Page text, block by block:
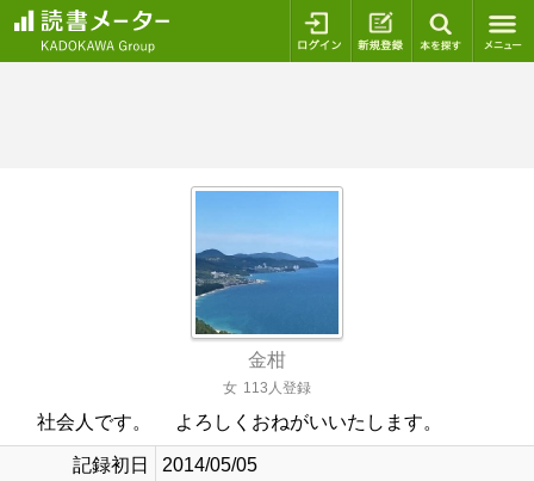
ログイン 新規登録
金柑
女 113人登録
社会人です。 よろしくおねがいいたします。
記録初日
2014/05/05